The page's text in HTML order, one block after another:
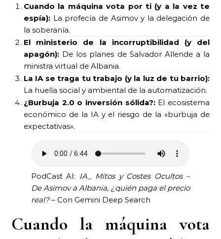
Cuando la máquina vota por ti (y a la vez te
espía): La profecía de Asimov y la delegación de
la soberanía.
El ministerio de la incorruptibilidad (y del
apagón): De los planes de Salvador Allende a la
ministra virtual de Albania.
La IA se traga tu trabajo (y la luz de tu barrio):
La huella social y ambiental de la automatización.
¿Burbuja 2.0 o inversión sólida?:El ecosistema
económico de la IA y el riesgo de la «burbuja de
expectativas».
PodCast AI: IA_ Mitos y Costes Ocultos –
De Asimov a Albania, ¿quién paga el precio
real?– Con Gemini Deep Search
Cuando la máquina vota